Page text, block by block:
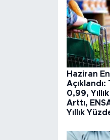
Haziran
Açıklandı:
0,99,
Arttı,
Yıllık